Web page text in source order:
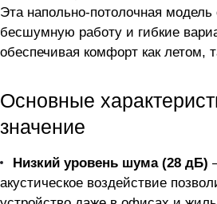
Эта напольно-потолочная модель
бесшумную работу и гибкие
обеспечивая комфорт как летом,
Основные
значение
Низкий уровень шума (28 дБ)
акустическое воздействие